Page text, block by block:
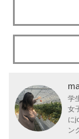
学
女
に
ン